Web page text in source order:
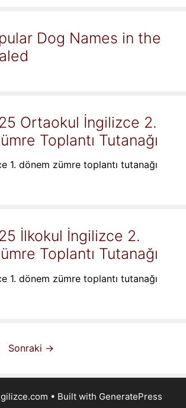
Dog Names in the
Ortaokul İngilizce 2.
Toplantı Tutanağı
1. dönem zümre toplantı tutanağı
İlkokul İngilizce 2.
Toplantı Tutanağı
1. dönem zümre toplantı tutanağı
Sonraki →
• Built with GeneratePress